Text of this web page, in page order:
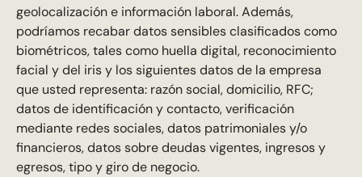
geolocalización e información laboral. Además,
podríamos recabar datos sensibles clasificados como
biométricos, tales como huella digital, reconocimiento
facial y del iris y los siguientes datos de la empresa
que usted representa: razón social, domicilio, RFC;
datos de identificación y contacto, verificación
mediante redes sociales, datos patrimoniales y/o
financieros, datos sobre deudas vigentes, ingresos y
egresos, tipo y giro de negocio.